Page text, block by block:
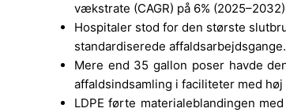
vækstrate (CAGR) på 6%
Hospitaler stod for den største
standardiserede affaldsarbejdsgange.
Mere end 35 gallon poser havde
affaldsindsamling i faciliteter med høj
LDPE førte materialeblandingen